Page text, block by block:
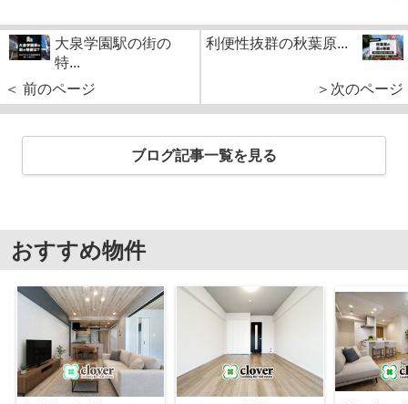
大泉学園駅の街の
特...
＜ 前のページ
利便性抜群の秋葉原...
＞次のページ
ブログ記事一覧を見る
おすすめ物件